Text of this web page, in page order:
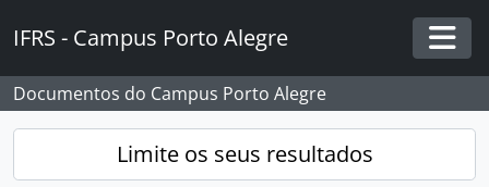
IFRS - Campus Porto Alegre
Documentos do Campus Porto Alegre
Limite os seus resultados